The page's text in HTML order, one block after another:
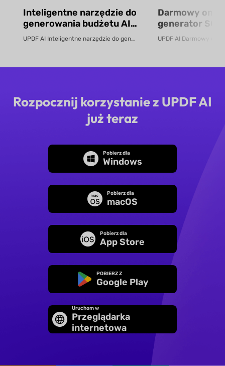
Inteligentne narzędzie do
generowania budżetu AI –
darmowe online
UPDF AI Inteligentne narzędzie do generowania budżetu AI – darmowe online ...
Darmowy
generator SOP
Rozpocznij korzystanie z UPDF AI
już teraz
Pobierz dla
Windows
Pobierz dla
macOS
Pobierz dla
App Store
POBIERZ Z
Google Play
Uruchom w
Przeglądarka
internetowa